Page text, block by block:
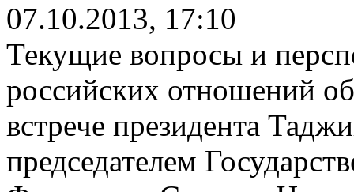
07.10.2013, 17:10
Текущие вопросы и
российских отношений
встрече президента
председателем